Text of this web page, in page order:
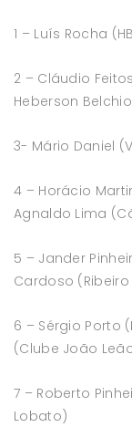
1 – Luís Rocha
2 – Cláudio
Heberson
3- Mário Daniel
4 – Horácio
Agnaldo Lima
5 – Jander
Cardoso (Ribeiro
6 – Sérgio Porto
(Clube João
7 – Roberto
Lobato)